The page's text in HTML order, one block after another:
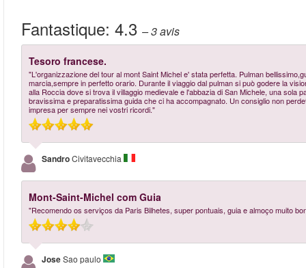
Fantastique: 4.3 – 3avis
Tesoro francese.
"L'organizzazione del tour al mont Saint Michel e' stata perfetta. Pulman
marcia,sempre in perfetto orario. Durante il viaggio dal pulman si può godere la
alla Roccia dove si trova il villaggio medievale e l'abbazia di San Michele, una
bravissima e preparatissima guida che ci ha accompagnato. Un consiglio non
impresa per sempre nei vostri ricordi."
SandroCivitavecchia
Mont-Saint-Michel com Guia
"Recomendo os serviços da Paris Bilhetes, super pontuais, guia e almoço muito
JoseSao paulo